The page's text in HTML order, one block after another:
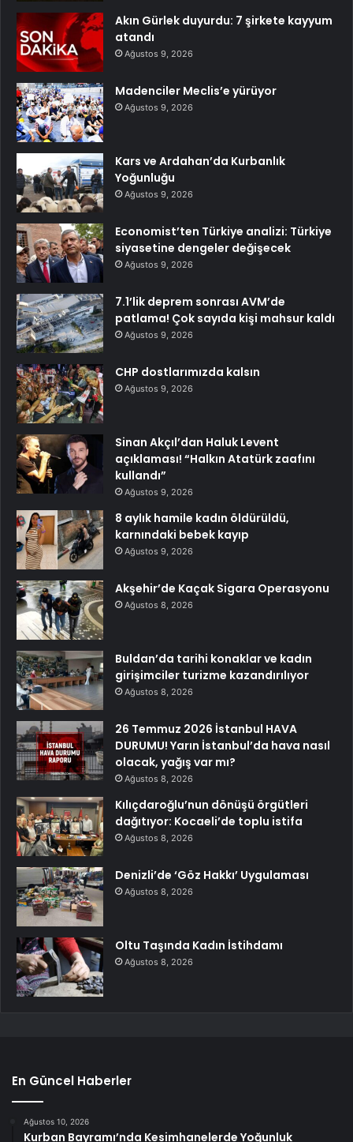
Akın Gürlek duyurdu: 7 şirkete kayyum
atandı
Ağustos 9, 2026
Madenciler Meclis’e yürüyor
Ağustos 9, 2026
Kars ve Ardahan’da Kurbanlık
Yoğunluğu
Ağustos 9, 2026
Economist’ten Türkiye analizi: Türkiye
siyasetine dengeler değişecek
Ağustos 9, 2026
7.1’lik deprem sonrası AVM’de
patlama! Çok sayıda kişi mahsur kaldı
Ağustos 9, 2026
CHP dostlarımızda kalsın
Ağustos 9, 2026
Sinan Akçıl’dan Haluk Levent
açıklaması! “Halkın Atatürk zaafını
kullandı”
Ağustos 9, 2026
8 aylık hamile kadın öldürüldü,
karnındaki bebek kayıp
Ağustos 9, 2026
Akşehir’de Kaçak Sigara Operasyonu
Ağustos 8, 2026
Buldan’da tarihi konaklar ve kadın
girişimciler turizme kazandırılıyor
Ağustos 8, 2026
26 Temmuz 2026 İstanbul HAVA
DURUMU! Yarın İstanbul’da hava nasıl
olacak, yağış var mı?
Ağustos 8, 2026
Kılıçdaroğlu’nun dönüşü örgütleri
dağıtıyor: Kocaeli’de toplu istifa
Ağustos 8, 2026
Denizli’de ‘Göz Hakkı’ Uygulaması
Ağustos 8, 2026
Oltu Taşında Kadın İstihdamı
Ağustos 8, 2026
En Güncel Haberler
Ağustos 10, 2026
Kurban Bayramı’nda Kesimhanelerde Yoğunluk